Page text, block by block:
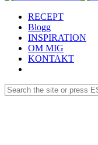
RECEPT
Blogg
INSPIRATION
OM MIG
KONTAKT